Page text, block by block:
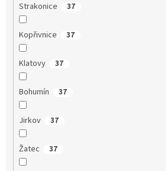
Strakonice 37
Kopřivnice 37
Klatovy 37
Bohumín 37
Jirkov 37
Žatec 37